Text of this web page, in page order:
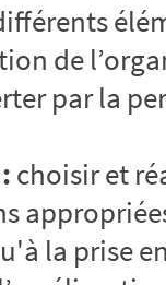
de
par la
choisir et
la prise